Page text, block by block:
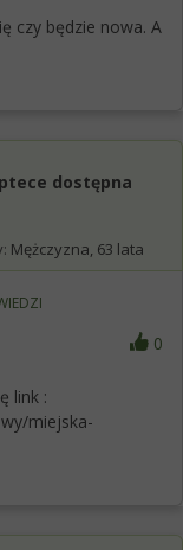
czy będzie nowa. A
dostępna
Mężczyzna, 63 lata
0
link :
miejska-